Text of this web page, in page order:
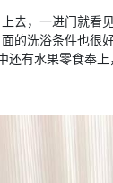
去，一进门就看
的洗浴条件也很
有水果零食奉